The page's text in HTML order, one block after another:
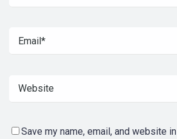
Save my name, email, and website